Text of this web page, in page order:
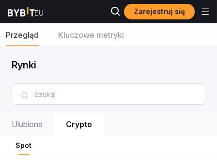
Zarejestruj się
Przegląd Kluczowe metryki
Rynki
Ulubione Crypto
Spot